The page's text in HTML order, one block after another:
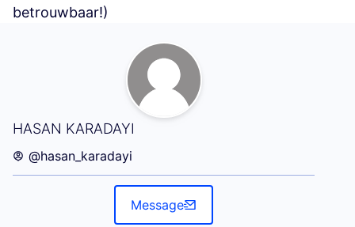
betrouwbaar!)
HASAN KARADAYI
Volgend (HASAN KARADAYI)
@hasan_karadayi
Message